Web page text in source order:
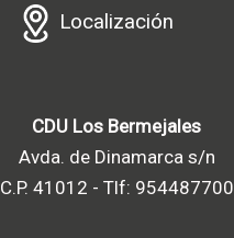
Localización
CDU Los Bermejales
Avda. de Dinamarca s/n
C.P. 41012 - Tlf: 954487700